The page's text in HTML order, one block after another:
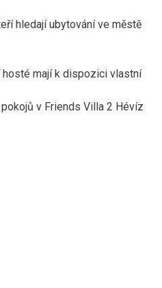
hledají ubytování ve městě
hosté mají k dispozici vlastní
v Friends Villa 2 Hévíz